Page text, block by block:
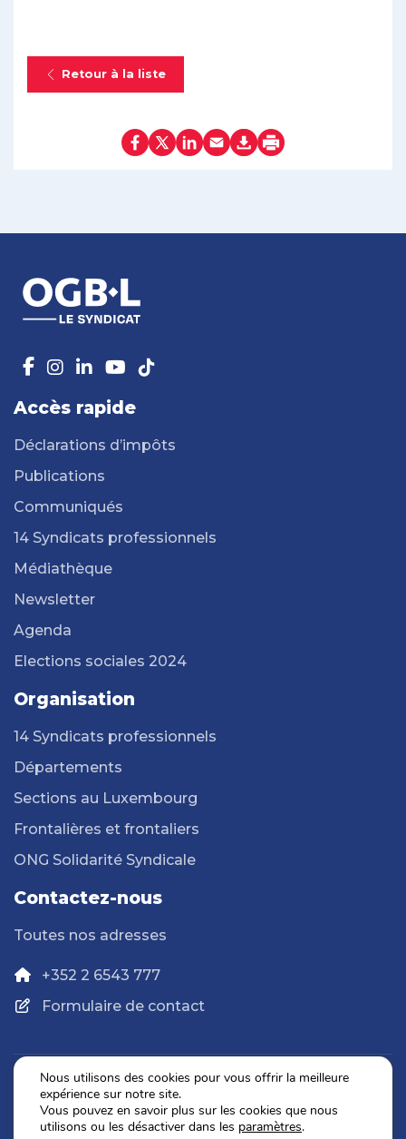
Retour à la liste
Accès rapide
Déclarations d’impôts
Publications
Communiqués
14 Syndicats professionnels
Médiathèque
Newsletter
Agenda
Elections sociales 2024
Organisation
14 Syndicats professionnels
Départements
Sections au Luxembourg
Frontalières et frontaliers
ONG Solidarité Syndicale
Contactez-nous
Toutes nos adresses
+352 2 6543 777
Formulaire de contact
Politique de confidentialité
Mentions légales
Nous utilisons des cookies pour vous offrir la meilleure
expérience sur notre site.
Vous pouvez en savoir plus sur les cookies que nous
utilisons ou les désactiver dans les paramètres.